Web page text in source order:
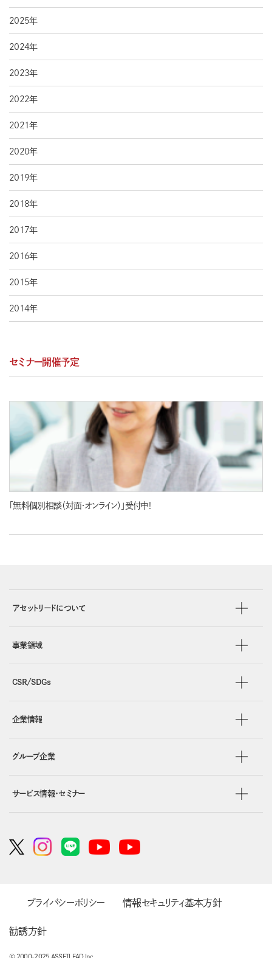
2025年
2024年
2023年
2022年
2021年
2020年
2019年
2018年
2017年
2016年
2015年
2014年
セミナー開催予定
「無料個別相談（対面・オンライン）」受付中！
アセットリードについて
事業領域
CSR/SDGs
企業情報
グループ企業
サービス情報・セミナー
プライバシーポリシー 情報セキュリティ基本方針
勧誘方針
© 2000-2025 ASSETLEAD Inc.